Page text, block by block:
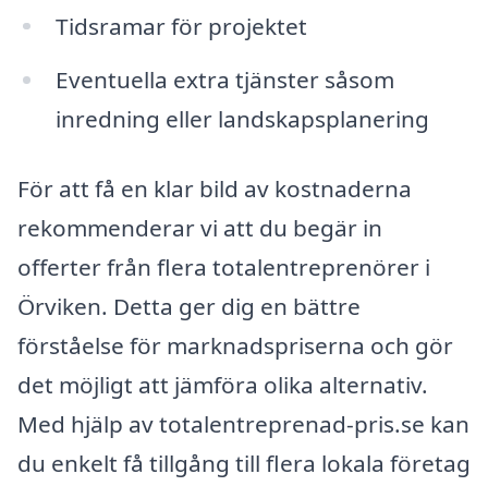
Tidsramar för projektet
Eventuella extra tjänster såsom
inredning eller landskapsplanering
För att få en klar bild av kostnaderna
rekommenderar vi att du begär in
offerter från flera totalentreprenörer i
Örviken. Detta ger dig en bättre
förståelse för marknadspriserna och gör
det möjligt att jämföra olika alternativ.
Med hjälp av totalentreprenad-pris.se kan
du enkelt få tillgång till flera lokala företag